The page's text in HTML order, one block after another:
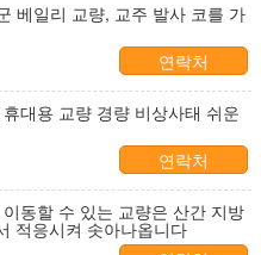
베일리 교량, 교주 발사 코를 가
연락처
대용 교량 경량 비상사태 쉬운
연락처
동할 수 있는 교량은 산간 지방
적응시켜 솟아나옵니다